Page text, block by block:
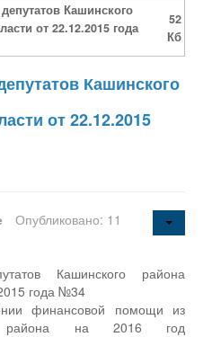
Кашинского
от 22.12.2015 года
52
Кб
Кашинского
от 22.12.2015
Опубликовано: 11
Кашинского района
года №34
финансовой помощи из
района на 2016 год